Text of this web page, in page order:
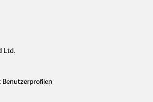
einem langweiligen 9-to-5 Job hast und
arbeiten möchtest, aber trotzdem mit
Kollegen zusammenarbeiten
genau richtig.
Ltd.